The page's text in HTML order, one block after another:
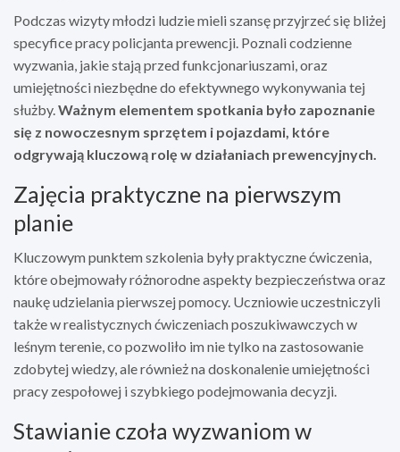
Podczas wizyty młodzi ludzie mieli szansę przyjrzeć się bliżej
specyfice pracy policjanta prewencji. Poznali codzienne
wyzwania, jakie stają przed funkcjonariuszami, oraz
umiejętności niezbędne do efektywnego wykonywania tej
służby.Ważnym elementem spotkania było zapoznanie
się z nowoczesnym sprzętem i pojazdami, które
odgrywają kluczową rolę w działaniach prewencyjnych.
Zajęcia praktyczne na pierwszym
planie
Kluczowym punktem szkolenia były praktyczne ćwiczenia,
które obejmowały różnorodne aspekty bezpieczeństwa oraz
naukę udzielania pierwszej pomocy. Uczniowie uczestniczyli
także w realistycznych ćwiczeniach poszukiwawczych w
leśnym terenie, co pozwoliło im nie tylko na zastosowanie
zdobytej wiedzy, ale również na doskonalenie umiejętności
pracy zespołowej i szybkiego podejmowania decyzji.
Stawianie czoła wyzwaniom w